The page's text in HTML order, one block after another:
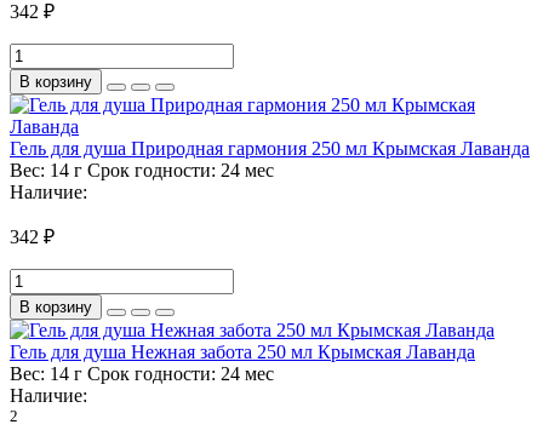
342 ₽
В корзину
Гель для душа Природная гармония 250 мл Крымская Лаванда
Вес: 14 г Срок годности: 24 мес
Наличие:
342 ₽
В корзину
Гель для душа Нежная забота 250 мл Крымская Лаванда
Вес: 14 г Срок годности: 24 мес
Наличие:
2